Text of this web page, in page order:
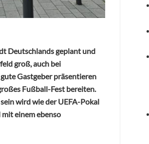
Deutschlands geplant und
groß, auch bei
Gastgeber präsentieren
Fußball-Fest bereiten.
wird wie der UEFA-Pokal
mit einem ebenso